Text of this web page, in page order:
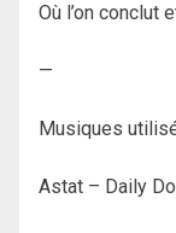
Où l’on conclut
—
Musiques
Astat – Daily